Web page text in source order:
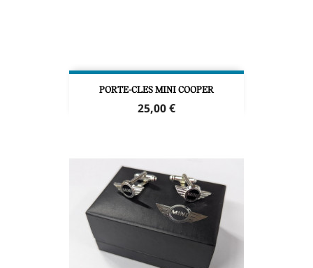
PORTE-CLES MINI COOPER
Prix
25,00 €